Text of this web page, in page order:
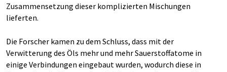
Zusammensetzung dieser komplizierten Mischungen
lieferten.
Die Forscher kamen zu dem Schluss, dass mit der
Verwitterung des Öls mehr und mehr Sauerstoffatome in
einige Verbindungen eingebaut wurden, wodurch diese in